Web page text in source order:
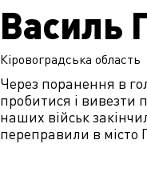
Василь
Кіровоградська область
Через поранення в
пробитися і вивезти
наших військ
переправили в місто